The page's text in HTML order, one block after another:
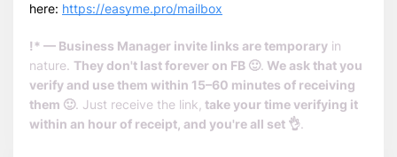
here: https://easyme.pro/mailbox
!* — Business Manager invite links are temporary in
nature. They don't last forever on FB 🙂. We ask that you
verify and use them within 15–60 minutes of receiving
them 🙂. Just receive the link, take your time verifying it
within an hour of receipt, and you're all set 👌.